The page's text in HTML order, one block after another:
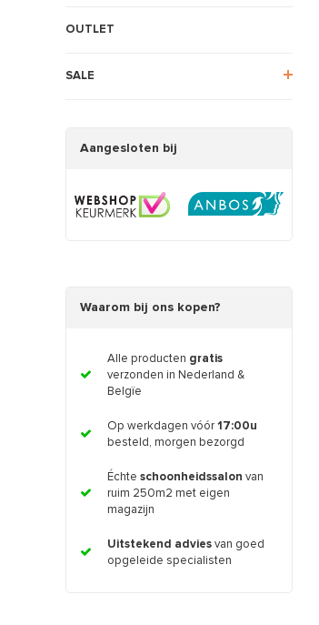
OUTLET
SALE
Aangesloten bij
Waarom bij ons kopen?
Alle producten gratis
verzonden in Nederland &
Belgïe
Op werkdagen vóór 17:00u
besteld, morgen bezorgd
Échte schoonheidssalon van
ruim 250m2 met eigen
magazijn
Uitstekend advies van goed
opgeleide specialisten